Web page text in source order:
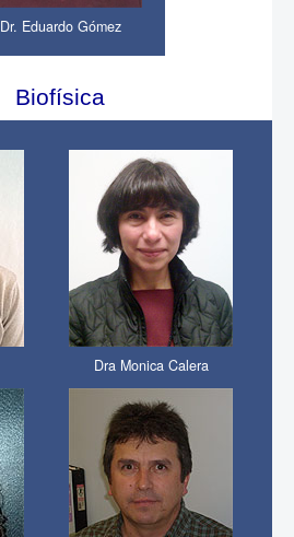
Dr. Eduardo Gómez
Biofísica
Dra Monica Calera